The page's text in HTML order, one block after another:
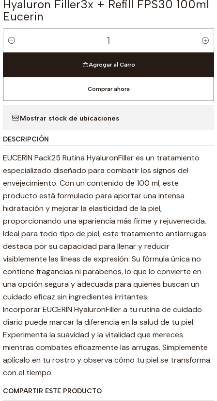
Hyaluron Filler3x + Refill FPS30 100ml
Eucerin
Cantidad
Agregar al Carro
Comprar ahora
Mostrar stock de ubicaciones
DESCRIPCIÓN
EUCERIN Pack25 Rutina HyaluronFiller es un tratamiento
especializado diseñado para combatir los signos del
envejecimiento. Con un contenido de 100 ml, este
producto está formulado para aportar una intensa
hidratación y mejorar la elasticidad de la piel,
proporcionando una apariencia más firme y rejuvenecida.
Ideal para todo tipo de piel, este tratamiento antiarrugas
destaca por su capacidad para llenar y reducir
visiblemente las líneas de expresión. Su fórmula única no
contiene fragancias ni parabenos, lo que lo convierte en
una opción segura y adecuada para quienes buscan un
cuidado eficaz sin ingredientes irritantes.
Incorporar EUCERIN HyaluronFiller a tu rutina de cuidado
diario puede marcar la diferencia en la salud de tu piel.
Experimenta la suavidad y la vitalidad que mereces
mientras combates eficazmente las arrugas. Simplemente
aplícalo en tu rostro y observa cómo tu piel se transforma
con el tiempo.
COMPARTIR ESTE PRODUCTO